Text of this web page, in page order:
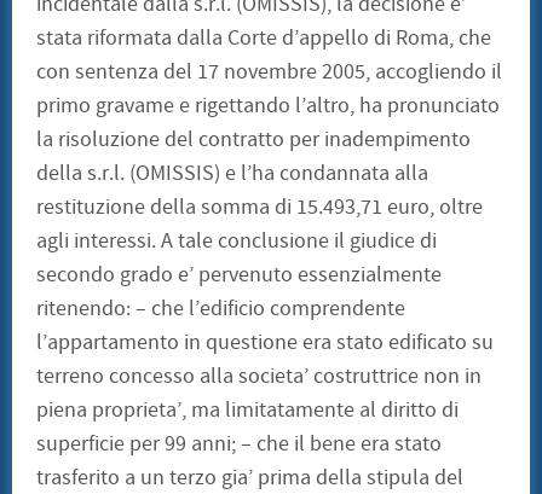
stata riformata dalla Corte d’appello di Roma, che
con sentenza del 17 novembre 2005, accogliendo il
primo gravame e rigettando l’altro, ha pronunciato
la risoluzione del contratto per inadempimento
della s.r.l. (OMISSIS) e l’ha condannata alla
restituzione della somma di 15.493,71 euro, oltre
agli interessi. A tale conclusione il giudice di
secondo grado e’ pervenuto essenzialmente
ritenendo: – che l’edificio comprendente
l’appartamento in questione era stato edificato su
terreno concesso alla societa’ costruttrice non in
piena proprieta’, ma limitatamente al diritto di
superficie per 99 anni; – che il bene era stato
trasferito a un terzo gia’ prima della stipula del